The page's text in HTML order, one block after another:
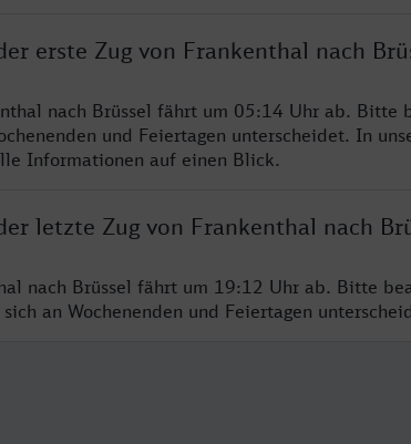
erste Zug von Frankenthal nach
nach Brüssel fährt um 05:14 Uhr ab. Bitte
und Feiertagen unterscheidet. In
Informationen auf einen Blick.
letzte Zug von Frankenthal nach
nach Brüssel fährt um 19:12 Uhr ab. Bitte
an Wochenenden und Feiertagen